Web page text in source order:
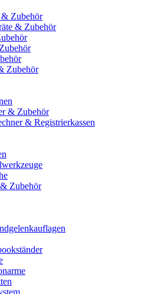
Zubehör
& Zubehör
Zubehör
& Zubehör
& Registrierkassen
Zubehör